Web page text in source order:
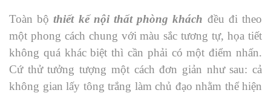
Toàn bộthiết kế nội thất phòng khách đều đi theo
một phong cách chung với màu sắc tương tự, họa tiết
không quá khác biệt thì cần phải có một điểm nhấn.
Cứ thử tưởng tượng một cách đơn giản như sau: cả
không gian lấy tông trắng làm chủ đạo nhằm thể hiện